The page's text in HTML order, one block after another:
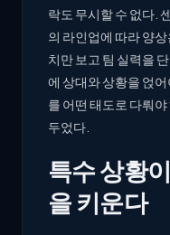
락도 무시할 수 없다.
의 라인업에 따라 양
치만 보고 팀 실력을
에 상대와 상황을 얹
를 어떤 태도로 다뤄
두었다.
특수 상황
을 키운다